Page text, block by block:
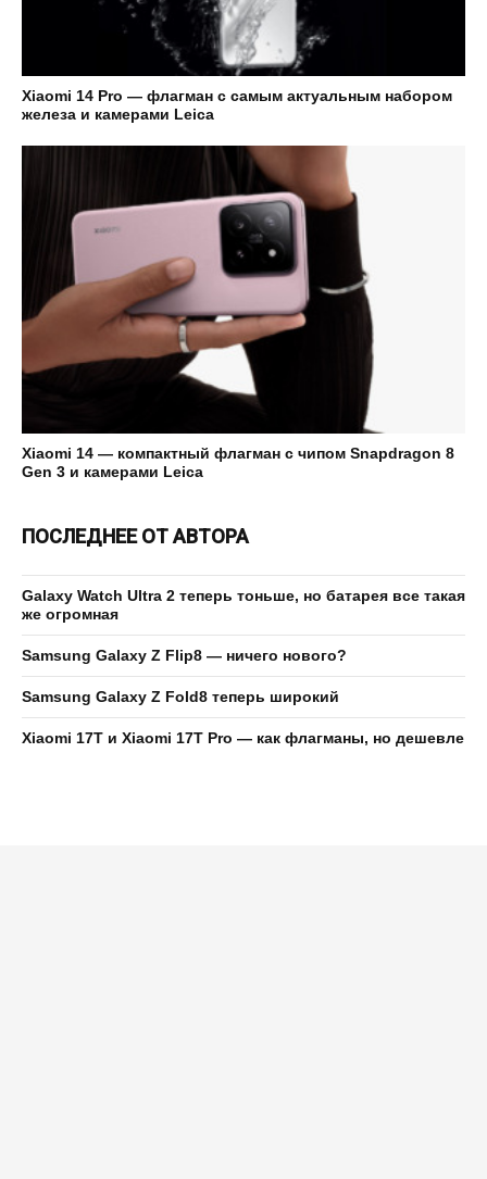
Xiaomi 14 Pro — флагман с самым актуальным набором
железа и камерами Leica
Xiaomi 14 — компактный флагман с чипом Snapdragon 8
Gen 3 и камерами Leica
ПОСЛЕДНЕЕ ОТ АВТОРА
Galaxy Watch Ultra 2 теперь тоньше, но батарея все такая
же огромная
Samsung Galaxy Z Flip8 — ничего нового?
Samsung Galaxy Z Fold8 теперь широкий
Xiaomi 17T и Xiaomi 17T Pro — как флагманы, но дешевле